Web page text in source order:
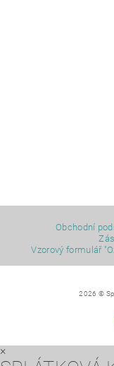
Obchodní
Vzorový formulář
2026 ©
×